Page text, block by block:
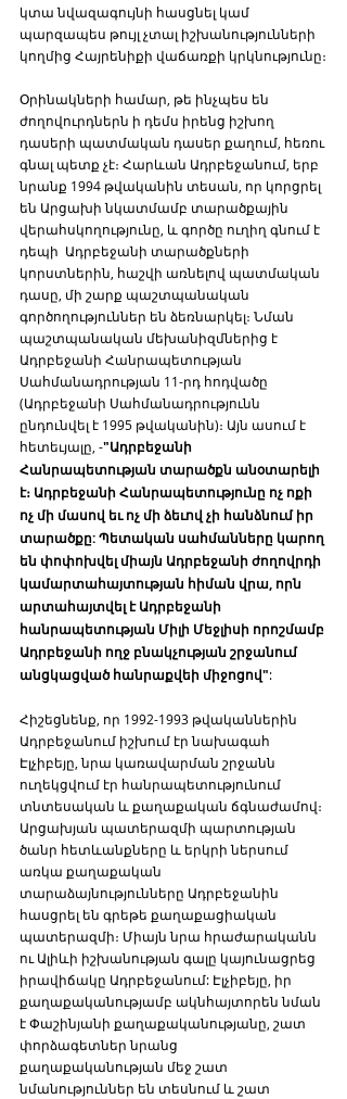
կտա նվազագույնի հասցնել կամ
պարզապես թույլ չտալ իշխանությունների
կողմից Հայրենիքի վաճառքի կրկնությունը։
Օրինակների համար, թե ինչպես են
ժողովուրդներն ի դեմս իրենց իշխող
դասերի պատմական դասեր քաղում, հեռու
գնալ պետք չէ։ Հարևան Ադրբեջանում, երբ
նրանք 1994 թվականին տեսան, որ կորցրել
են Արցախի նկատմամբ տարածքային
վերահսկողությունը, և գործը ուղիղ գնում է
դեպի  Ադրբեջանի տարածքների
կորստներին, հաշվի առնելով պատմական
դասը, մի շարք պաշտպանական
գործողություններ են ձեռնարկել։ Նման
պաշտպանական մեխանիզմներից է
Ադրբեջանի Հանրապետության
Սահմանադրության 11-րդ հոդվածը
(Ադրբեջանի Սահմանադրությունն
ընդունվել է 1995 թվականին)։ Այն ասում է
հետեւյալը, -"Ադրբեջանի
Հանրապետության տարածքն անօտարելի
է։ Ադրբեջանի Հանրապետությունը ոչ ոքի
ոչ մի մասով եւ ոչ մի ձեւով չի հանձնում իր
տարածքը: Պետական սահմանները կարող
են փոփոխվել միայն Ադրբեջանի ժողովրդի
կամարտահայտության հիման վրա, որն
արտահայտվել է Ադրբեջանի
հանրապետության Միլի Մեջլիսի որոշմամբ
Ադրբեջանի ողջ բնակչության շրջանում
անցկացված հանրաքվեի միջոցով":
Հիշեցնենք, որ 1992-1993 թվականներին
Ադրբեջանում իշխում էր նախագահ
Էլչիբեյը, նրա կառավարման շրջանն
ուղեկցվում էր հանրապետությունում
տնտեսական և քաղաքական ճգնաժամով։
Արցախյան պատերազմի պարտության
ծանր հետևանքները և երկրի ներսում
առկա քաղաքական
տարաձայնությունները Ադրբեջանին
հասցրել են գրեթե քաղաքացիական
պատերազմի։ Միայն նրա հրաժարականն
ու Ալիևի իշխանության գալը կայունացրեց
իրավիճակը Ադրբեջանում: Էլչիբեյը, իր
քաղաքականությամբ ակնհայտորեն նման
է Փաշինյանի քաղաքականությանը, շատ
փորձագետներ նրանց
քաղաքականության մեջ շատ
նմանություններ են տեսնում և շատ